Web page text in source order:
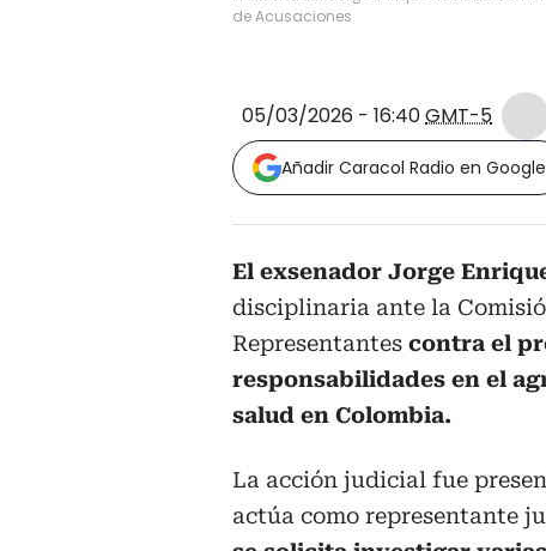
de Acusaciones
05/03/2026 - 16:40GMT-5
Añadir Caracol Radio en Google
El exsenador Jorge
disciplinaria ante la
Representantes contra el
responsabilidades en el
salud en Colombia.
La acción judicial fue
actúa como representante